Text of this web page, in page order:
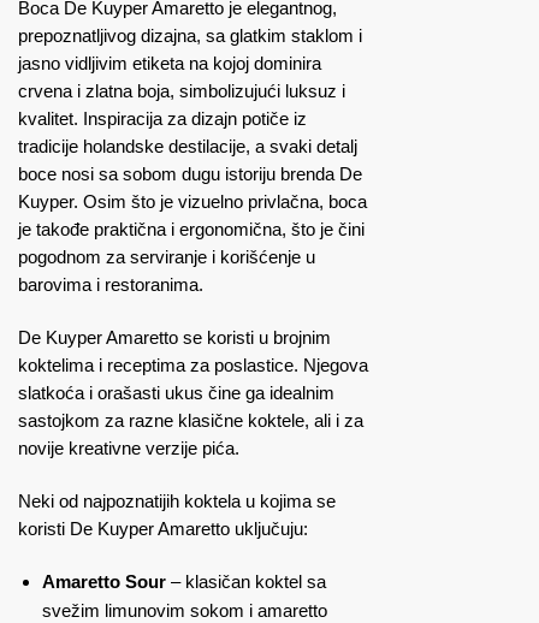
Boca De Kuyper Amaretto je elegantnog,
prepoznatljivog dizajna, sa glatkim staklom i
jasno vidljivim etiketa na kojoj dominira
crvena i zlatna boja, simbolizujući luksuz i
kvalitet. Inspiracija za dizajn potiče iz
tradicije holandske destilacije, a svaki detalj
boce nosi sa sobom dugu istoriju brenda De
Kuyper. Osim što je vizuelno privlačna, boca
je takođe praktična i ergonomična, što je čini
pogodnom za serviranje i korišćenje u
barovima i restoranima.
De Kuyper Amaretto se koristi u brojnim
koktelima i receptima za poslastice. Njegova
slatkoća i orašasti ukus čine ga idealnim
sastojkom za razne klasične koktele, ali i za
novije kreativne verzije pića.
Neki od najpoznatijih koktela u kojima se
koristi De Kuyper Amaretto uključuju:
Amaretto Sour – klasičan koktel sa
svežim limunovim sokom i amaretto